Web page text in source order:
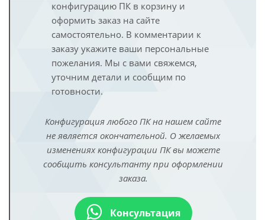
конфигурацию ПК в корзину и
оформить заказ на сайте
самостоятельно. В комментарии к
заказу укажите ваши персональные
пожелания. Мы с вами свяжемся,
уточним детали и сообщим по
готовности.
Конфигурация любого ПК на нашем сайте
не является окончательной. О желаемых
изменениях конфигурации ПК вы можете
сообщить консультанту при оформлении
заказа.
Консультация